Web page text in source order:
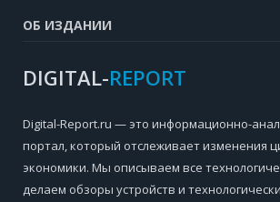
ОБ ИЗДАНИИ
DIGITAL-REPORT
Digital-Report.ru — это информационно-
портал, который отслеживает изменения
экономики. Мы описываем все
делаем обзоры устройств и